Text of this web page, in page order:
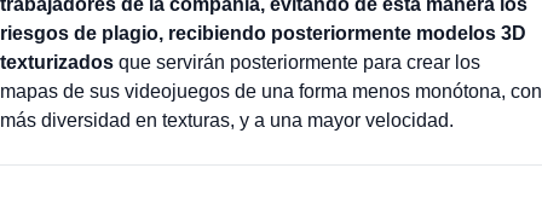
trabajadores de la compañía, evitando de esta manera los
riesgos de plagio, recibiendo posteriormente modelos 3D
texturizados que servirán posteriormente para crear los
mapas de sus videojuegos de una forma menos monótona, con
más diversidad en texturas, y a una mayor velocidad.